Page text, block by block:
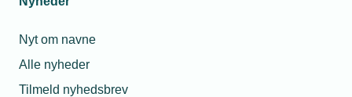
Nyt om navne
Alle nyheder
Tilmeld nyhedsbrev